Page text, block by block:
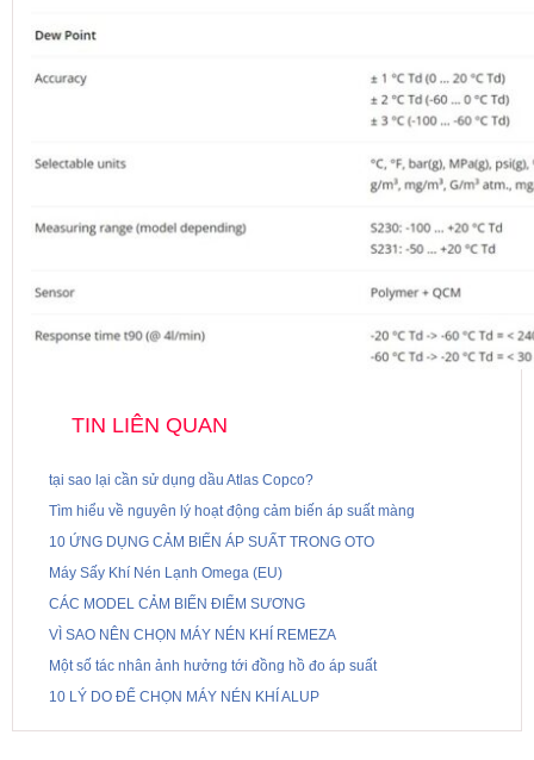
TIN LIÊN QUAN
tại sao lại cần sử dụng dầu Atlas Copco?
Tìm hiểu về nguyên lý hoạt động cảm biến áp suất màng
10 ỨNG DỤNG CẢM BIẾN ÁP SUẤT TRONG OTO
Máy Sấy Khí Nén Lạnh Omega (EU)
CÁC MODEL CẢM BIẾN ĐIỂM SƯƠNG
VÌ SAO NÊN CHỌN MÁY NÉN KHÍ REMEZA
Một số tác nhân ảnh hưởng tới đồng hồ đo áp suất
10 LÝ DO ĐỂ CHỌN MÁY NÉN KHÍ ALUP